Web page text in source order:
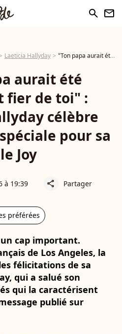
search newsletter
Laeticia Hallyday "Ton papa aurait été tellement fier de toi" : Laeticia Hallyday célèbre une journée spéciale pour sa fille Joy
aurait été
fier de toi" :
célèbre
pour sa
Joy
à 19:39 share Partager
préférées
cap important.
de Los Angeles, la
félicitations de sa
qui a salué son
qui la caractérisent
publié sur